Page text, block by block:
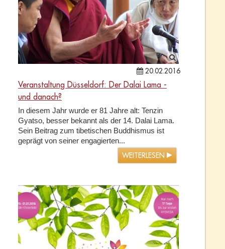
20.02.2016
Veranstaltung Düsseldorf: Der Dalai Lama -
und danach?
In diesem Jahr wurde er 81 Jahre alt: Tenzin
Gyatso, besser bekannt als der 14. Dalai Lama.
Sein Beitrag zum tibetischen Buddhismus ist
geprägt von seiner engagierten...
WEITERLESEN